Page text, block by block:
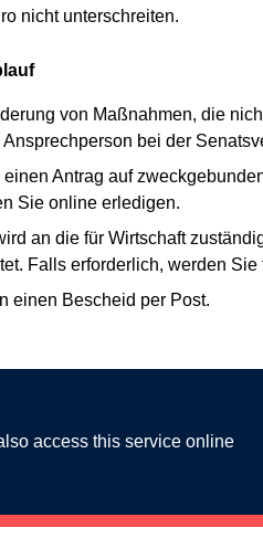
nicht unterschreiten.
von Maßnahmen, die
bei der
Antrag auf
Sie online erledigen.
an die für Wirtschaft
Falls erforderlich, werden Sie
einen Bescheid per Post.
access this service online